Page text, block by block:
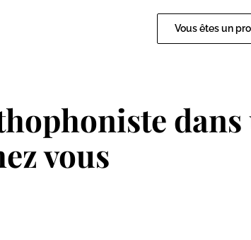
Vous êtes un
dans
vous